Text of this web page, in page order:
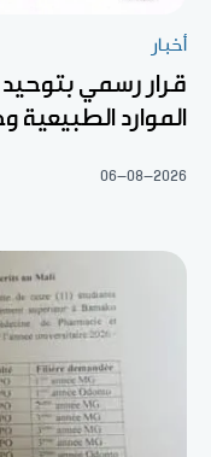
أخبار
قرار رسمي
الموارد الطبيعية
06-08-2026